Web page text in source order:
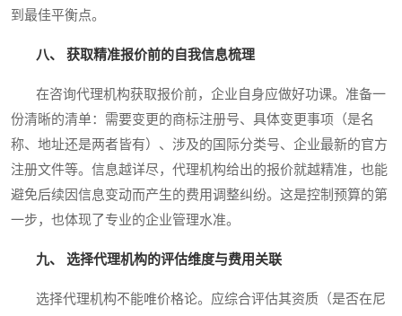
到最佳平衡点。
八、 获取精准报价前的自我信息梳理
在咨询代理机构获取报价前，企业自身应做好功课。准备一
份清晰的清单：需要变更的商标注册号、具体变更事项（是名
称、地址还是两者皆有）、涉及的国际分类号、企业最新的官方
注册文件等。信息越详尽，代理机构给出的报价就越精准，也能
避免后续因信息变动而产生的费用调整纠纷。这是控制预算的第
一步，也体现了专业的企业管理水准。
九、 选择代理机构的评估维度与费用关联
选择代理机构不能唯价格论。应综合评估其资质（是否在尼